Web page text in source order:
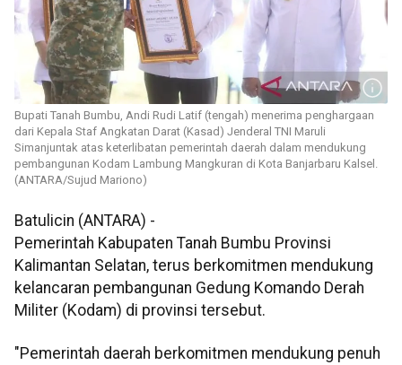
Bupati Tanah Bumbu, Andi Rudi Latif (tengah) menerima penghargaan
dari Kepala Staf Angkatan Darat (Kasad) Jenderal TNI Maruli
Simanjuntak atas keterlibatan pemerintah daerah dalam mendukung
pembangunan Kodam Lambung Mangkuran di Kota Banjarbaru Kalsel.
(ANTARA/Sujud Mariono)
Batulicin (ANTARA) -
Pemerintah Kabupaten Tanah Bumbu Provinsi
Kalimantan Selatan, terus berkomitmen mendukung
kelancaran pembangunan Gedung Komando Derah
Militer (Kodam) di provinsi tersebut.
"Pemerintah daerah berkomitmen mendukung penuh